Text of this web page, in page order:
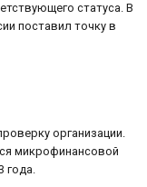
статуса. В
поставил точку в
организации.
микрофинансовой
года.